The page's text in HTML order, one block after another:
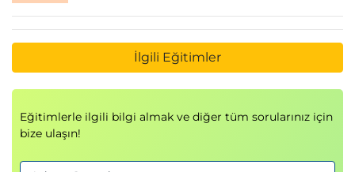
İlgili Eğitimler
Eğitimlerle ilgili bilgi almak ve diğer tüm sorularınız için
bize ulaşın!